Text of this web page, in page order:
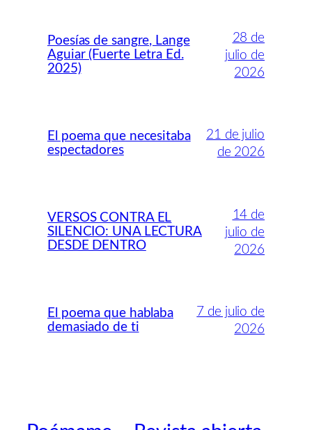
Poesías de sangre, Lange
Aguiar (Fuerte Letra Ed.
2025)
28 de
julio de
2026
El poema que necesitaba
espectadores
21 de julio
de 2026
VERSOS CONTRA EL
SILENCIO: UNA LECTURA
DESDE DENTRO
14 de
julio de
2026
El poema que hablaba
demasiado de ti
7 de julio de
2026